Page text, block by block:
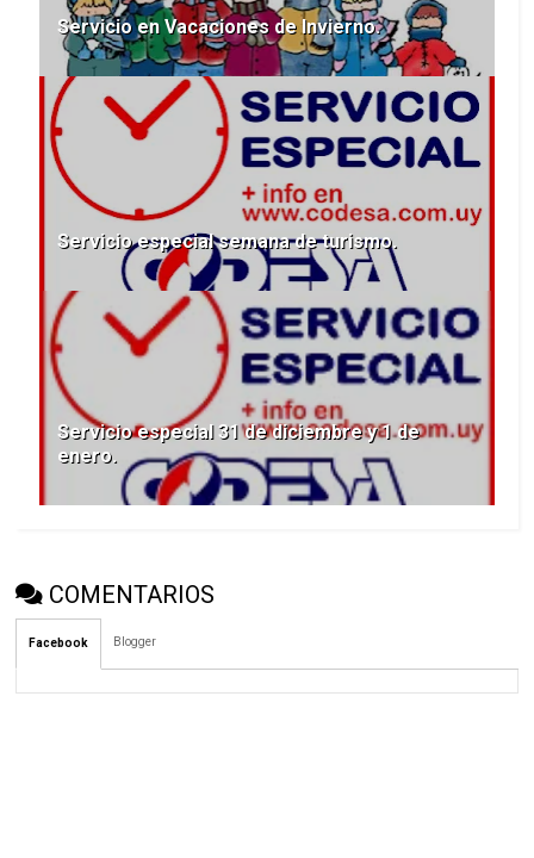
Servicio en Vacaciones de Invierno.
Servicio especial semana de turismo.
Servicio especial 31 de diciembre y 1 de
enero.
COMENTARIOS
Facebook Blogger